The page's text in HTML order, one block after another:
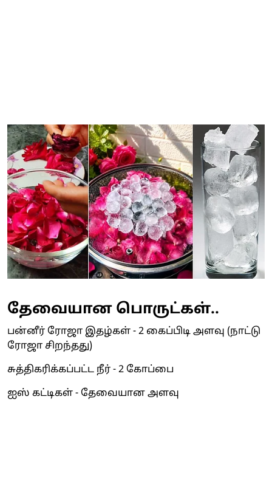
தேவையான பொருட்கள்..
பன்னீர் ரோஜா இதழ்கள் - 2 கைப்பிடி அளவு (நாட்டு
ரோஜா சிறந்தது)
சுத்திகரிக்கப்பட்ட நீர் - 2 கோப்பை
ஐஸ் கட்டிகள் - தேவையான அளவு